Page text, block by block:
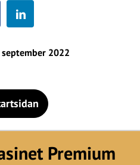
september 2022
Premium